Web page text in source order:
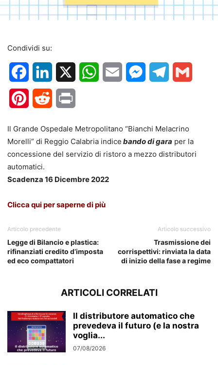
Condividi su:
FacebookLinkedIn WhatsApp
Email MessengerTelegram
PinterestReddit
Il Grande Ospedale Metropolitano “Bianchi Melacrino
Morelli” di Reggio Calabria indice bando di gara per la
concessione del servizio di ristoro a mezzo distributori
automatici.
Scadenza 16 Dicembre 2022
Clicca qui per saperne di più
Articolo precedente
Legge di Bilancio e plastica:
rifinanziati credito d’imposta
ed eco compattatori
Articolo successivo
Trasmissione dei
corrispettivi: rinviata la data
di inizio della fase a regime
ARTICOLI CORRELATI
Il distributore automatico che
prevedeva il futuro (e la nostra
voglia...
07/08/2026